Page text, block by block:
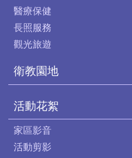
醫療保健
長照服務
觀光旅遊
衛教園地
活動花絮
家區影音
活動剪影